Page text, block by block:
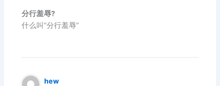
分行羞辱?
什么叫“分行羞辱”
hew